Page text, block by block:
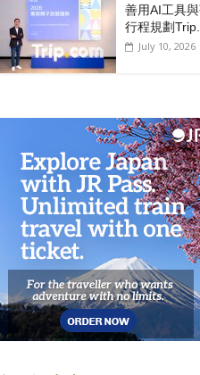
善用AI工具
行程規劃
July 10, 2026